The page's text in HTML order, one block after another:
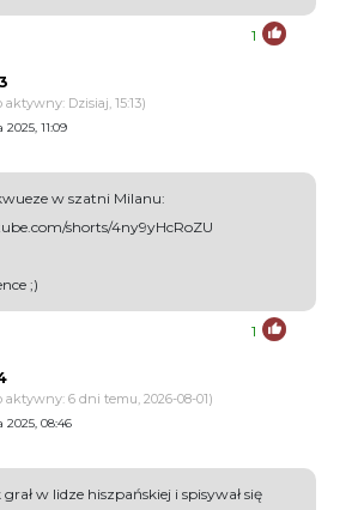
1
aktywny: Dzisiaj, 15:13)
11:09
w szatni Milanu:
shorts/4ny9yHcRoZU
;)
1
aktywny: 6 dni temu, 2026-08-01)
2025, 08:46
w lidze hiszpańskiej i spisywał się